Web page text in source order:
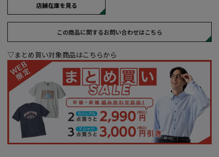
店舗在庫を見る
この商品に関するお問い合わせはこちら
▽まとめ買い対象商品はこちらから